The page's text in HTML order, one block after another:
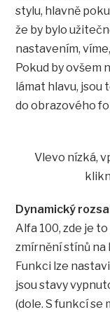
stylu, hlavně
že by bylo
nastavením,
Pokud by ovšem
lámat hlavu,
do obrazového
Vlevo nízká,
Dynamický
Alfa 100, zde je
zmírnění stínů
Funkci lze
jsou stavy
(dole. S funkcí se